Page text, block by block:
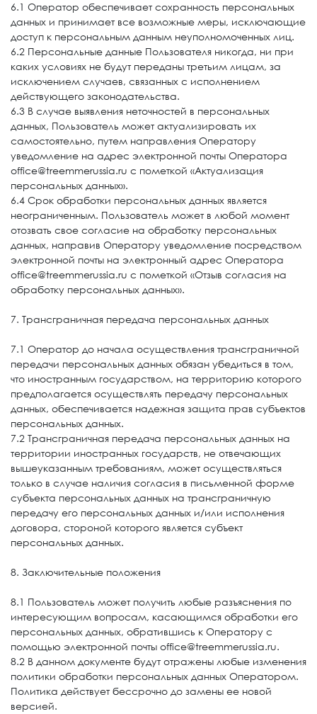
6.1 Оператор обеспечивает сохранность персональных
данных и принимает все возможные меры, исключающие
доступ к персональным данным неуполномоченных лиц.
6.2 Персональные данные Пользователя никогда, ни при
каких условиях не будут переданы третьим лицам, за
исключением случаев, связанных с исполнением
действующего законодательства.
6.3 В случае выявления неточностей в персональных
данных, Пользователь может актуализировать их
самостоятельно, путем направления Оператору
уведомление на адрес электронной почты Оператора
office@treemmerussia.ru с пометкой «Актуализация
персональных данных».
6.4 Срок обработки персональных данных является
неограниченным. Пользователь может в любой момент
отозвать свое согласие на обработку персональных
данных, направив Оператору уведомление посредством
электронной почты на электронный адрес Оператора
office@treemmerussia.ru с пометкой «Отзыв согласия на
обработку персональных данных».
7. Трансграничная передача персональных данных
7.1 Оператор до начала осуществления трансграничной
передачи персональных данных обязан убедиться в том,
что иностранным государством, на территорию которого
предполагается осуществлять передачу персональных
данных, обеспечивается надежная защита прав субъектов
персональных данных.
7.2 Трансграничная передача персональных данных на
территории иностранных государств, не отвечающих
вышеуказанным требованиям, может осуществляться
только в случае наличия согласия в письменной форме
субъекта персональных данных на трансграничную
передачу его персональных данных и/или исполнения
договора, стороной которого является субъект
персональных данных.
8. Заключительные положения
8.1 Пользователь может получить любые разъяснения по
интересующим вопросам, касающимся обработки его
персональных данных, обратившись к Оператору с
помощью электронной почты office@treemmerussia.ru.
8.2 В данном документе будут отражены любые изменения
политики обработки персональных данных Оператором.
Политика действует бессрочно до замены ее новой
версией.